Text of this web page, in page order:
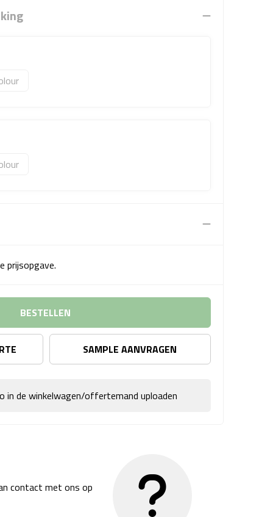
prijsopgave.
BESTELLEN
SAMPLE AANVRAGEN
in de winkelwagen/offertemand uploaden
contact met ons op